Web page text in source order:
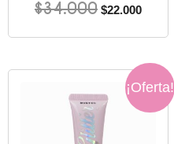
$34.000 $22.000
¡Oferta!
precio
original
era:
$22.000.
precio
actual